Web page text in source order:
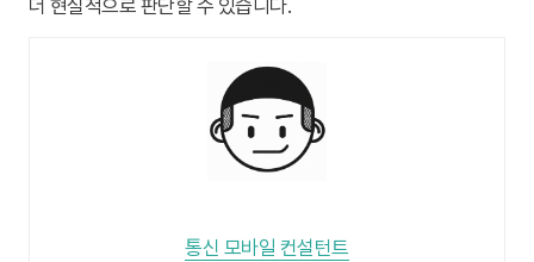
더 현실적으로 판단할 수 있습니다.
통신 모바일 컨설턴트